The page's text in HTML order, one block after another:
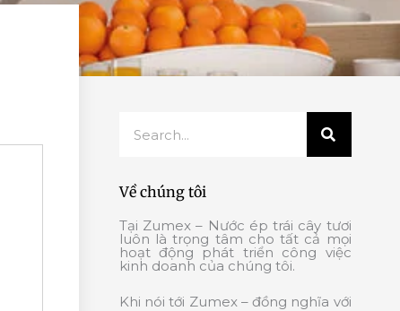
Về chúng tôi
Tại Zumex – Nước ép trái cây tươi
luôn là trọng tâm cho tất cả mọi
hoạt động phát triển công việc
kinh doanh của chúng tôi.
Khi nói tới Zumex – đồng nghĩa với